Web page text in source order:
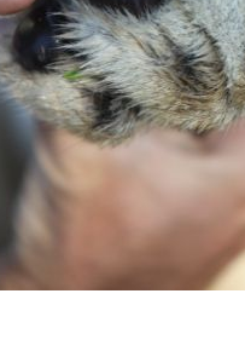
Pasivaiksčiojimas su liutais